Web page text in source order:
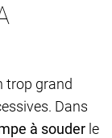
trop grand
Dans
à souder le